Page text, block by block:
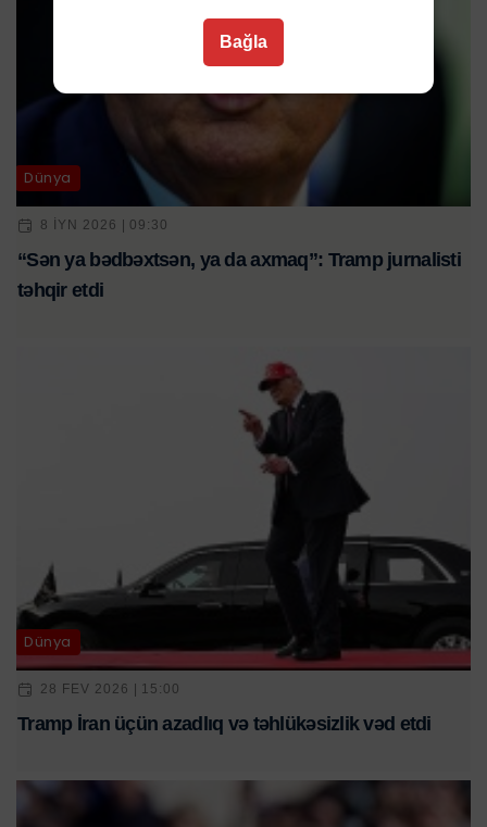
Dünya
8 IYN 2026 | 09:30
“Sən ya bədbəxtsən, ya da axmaq”: Tramp jurnalisti
təhqir etdi
Dünya
28 FEV 2026 | 15:00
Tramp İran üçün azadlıq və təhlükəsizlik vəd etdi
Bağla